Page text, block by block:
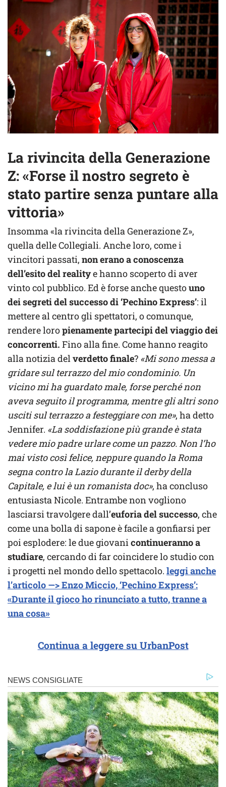
La rivincita della Generazione
Z: «Forse il nostro segreto è
stato partire senza puntare alla
vittoria»
Insomma «la rivincita della Generazione Z»,
quella delle Collegiali. Anche loro, come i
vincitori passati, non erano a conoscenza
dell’esito del realitye hanno scoperto di aver
vinto col pubblico. Ed è forse anche questouno
dei segreti del successo di ‘Pechino Express’: il
mettere al centro gli spettatori, o comunque,
rendere loropienamente partecipi del viaggio dei
concorrenti. Fino alla fine. Come hanno reagito
alla notizia delverdetto finale? «Mi sono messa a
gridare sul terrazzo del mio condominio. Un
vicino mi ha guardato male, forse perché non
aveva seguito il programma, mentre gli altri sono
usciti sul terrazzo a festeggiare con me», ha detto
Jennifer. «La soddisfazione più grande è stata
vedere mio padre urlare come un pazzo. Non l’ho
mai visto così felice, neppure quando la Roma
segna contro la Lazio durante il derby della
Capitale, e lui è un romanista doc», ha concluso
entusiasta Nicole. Entrambe non vogliono
lasciarsi travolgere dall’euforia del successo, che
come una bolla di sapone è facile a gonfiarsi per
poi esplodere: le due giovanicontinueranno a
studiare, cercando di far coincidere lo studio con
i progetti nel mondo dello spettacolo. leggi anche
l’articolo —> Enzo Miccio, ‘Pechino Express’:
«Durante il gioco ho rinunciato a tutto, tranne a
una cosa»
Continua a leggere su UrbanPost